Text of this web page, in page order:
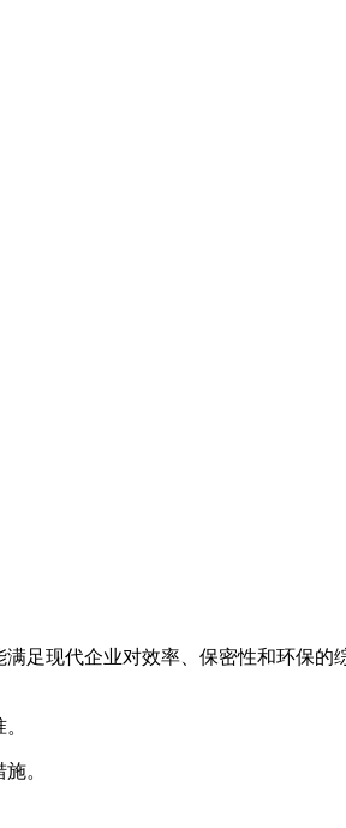
足现代企业对效率、保密性和环保的
。